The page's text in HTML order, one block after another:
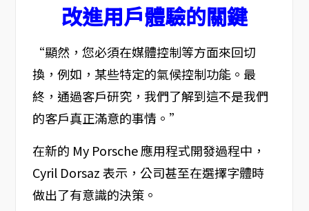
改進用戶體驗的關鍵
“顯然，您必須在媒體控制等方面來回切
換，例如，某些特定的氣候控制功能。最
終，通過客戶研究，我們了解到這不是我們
的客戶真正滿意的事情。”
在新的 My Porsche 應用程式開發過程中，
Cyril Dorsaz 表示，公司甚至在選擇字體時
做出了有意識的決策。